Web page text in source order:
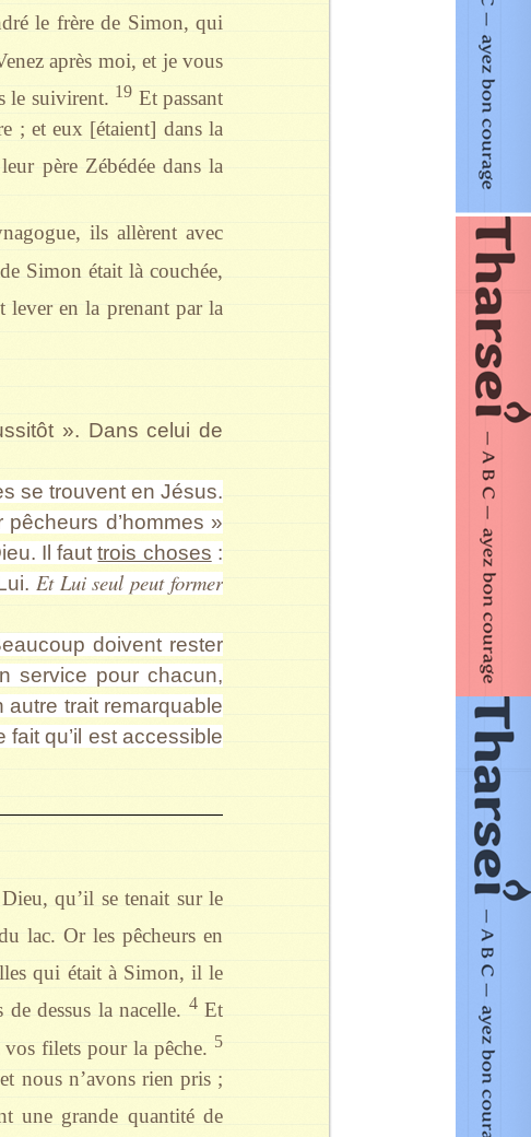
le frère de Simon, qui
après moi, et je vous
le suivirent. 19 Et passant
; et eux [étaient] dans la
père Zébédée dans la
ils allèrent avec
Simon était là couchée,
lever en la prenant par la
». Dans celui de
se trouvent en Jésus.
d’hommes »
Il fauttrois choses :
Et Lui seul peut former
doivent rester
service pour chacun,
autre trait remarquable
qu’il est accessible
qu’il se tenait sur le
lac. Or les pêcheurs en
qui était à Simon, il le
dessus la nacelle. 4Et
filets pour la pêche. 5
nous n’avons rien pris ;
une grande quantité de